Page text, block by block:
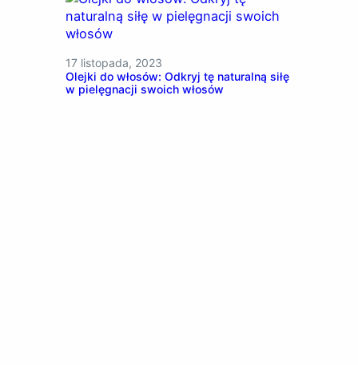
17 listopada, 2023
Olejki do włosów: Odkryj tę naturalną siłę
w pielęgnacji swoich włosów